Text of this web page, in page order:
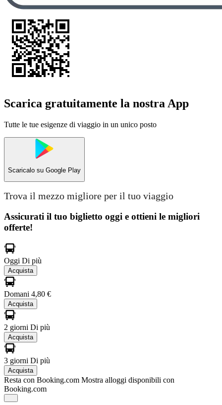
Scarica gratuitamente la nostra App
Tutte le tue esigenze di viaggio in un unico posto
Scaricalo su Google Play
Trova il mezzo migliore per il tuo viaggio
Assicurati il ​​tuo biglietto oggi e ottieni le migliori
offerte!
Oggi Di più
Acquista
Domani 4,80 €
Acquista
2 giorni Di più
Acquista
3 giorni Di più
Acquista
Resta con Booking.com Mostra alloggi disponibili con
Booking.com